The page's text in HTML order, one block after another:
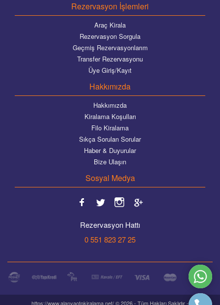
Rezervasyon İşlemleri
Araç Kirala
Rezervasyon Sorgula
Geçmiş Rezervasyonlarım
Transfer Rezervasyonu
Üye Giriş/Kayıt
Hakkımızda
Hakkımızda
Kiralama Koşulları
Filo Kiralama
Sıkça Sorulan Sorular
Haber & Duyurular
Bize Ulaşın
Sosyal Medya
Rezervasyon Hattı
0 551 823 27 25
https://www.alanyaotokiralama.net/ © 2026 - Tüm Hakları Saklıdır -